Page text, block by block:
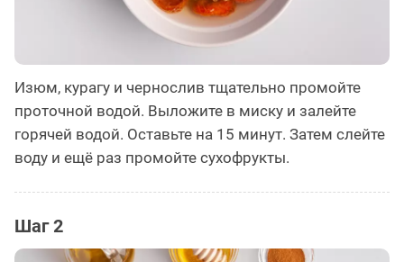
Изюм, курагу и чернослив тщательно промойте
проточной водой. Выложите в миску и залейте
горячей водой. Оставьте на 15 минут. Затем слейте
воду и ещё раз промойте сухофрукты.
Шаг 2